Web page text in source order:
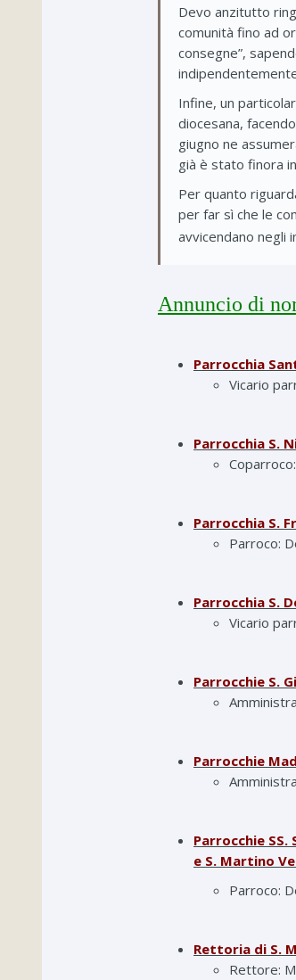
Devo anzitutto
comunità fino ad
consegne”,
Infine, un
diocesana,
giugno ne
già è stato finora
Per quanto
per far sì che le
avvicendano negli
Annuncio di
Parrocchia
Vicario
Parrocchia S.
Parrocchia S.
Parroco:
Parrocchia S.
Vicario
Parrocchie S.
Parrocchie
Parrocchie
e S. Martino
Parroco:
Rettoria di S.
Rettore: